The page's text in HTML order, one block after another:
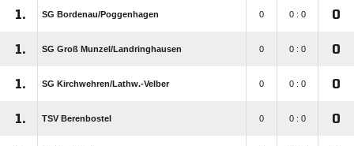
1. SG Bordenau/​Poggenhagen 0 0 : 0 0
1. SG Groß Munzel/​Landringhausen 0 0 : 0 0
1. SG Kirchwehren/​Lathw.-Velber 0 0 : 0 0
1. TSV Berenbostel 0 0 : 0 0